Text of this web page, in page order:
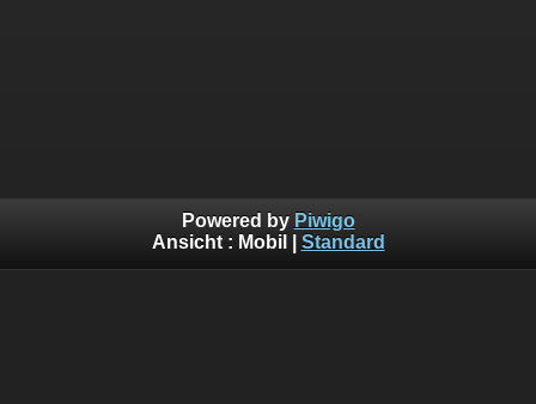
Powered by Piwigo
Ansicht : Mobil Standard